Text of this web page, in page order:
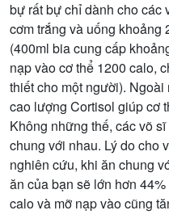
bự rất bự chỉ dành cho các
cơm trắng và uống khoảng
(400ml bia cung cấp
nạp vào cơ thể 1200 calo,
thiết cho một người).
cao lượng Cortisol giúp cơ
Không những thế, các võ
chung với nhau. Lý do cho
nghiên cứu, khi ăn chung
ăn của bạn sẽ lớn hơn
calo và mỡ nạp vào cũng